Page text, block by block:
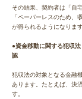
その結果、契約者は「自
「ペーパーレスのため
が得られるようになります
●資金移動に関する犯収
認
犯収法の対象となる金融
あります。たとえば、決
す。